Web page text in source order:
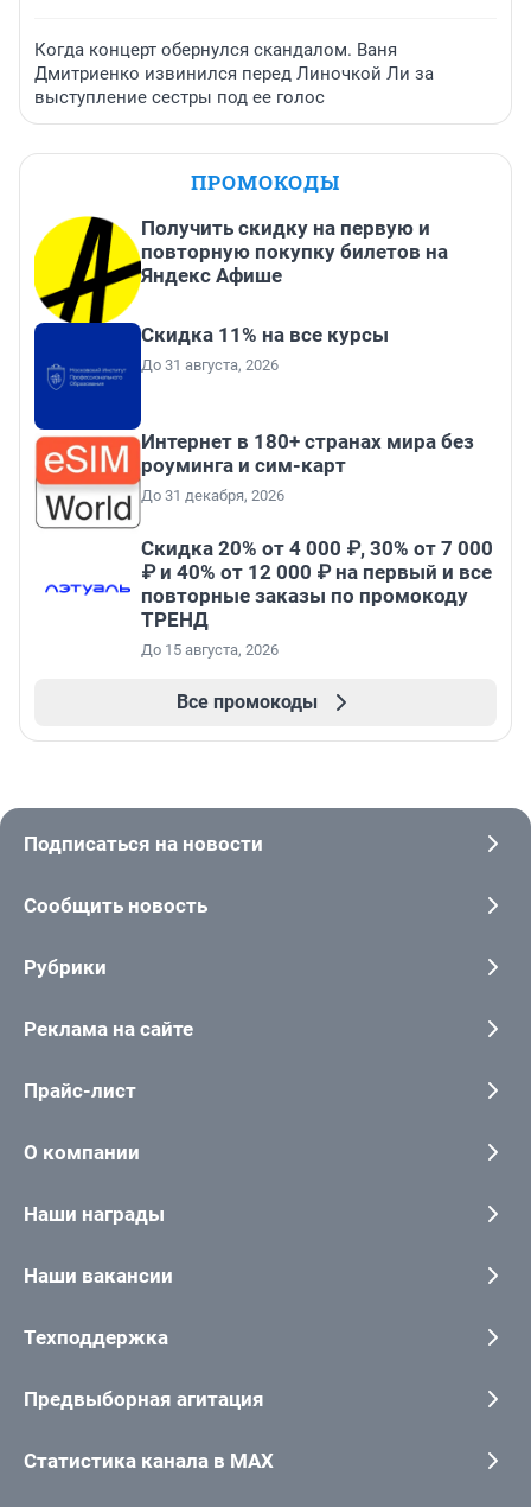
Когда концерт обернулся скандалом. Ваня
Дмитриенко извинился перед Линочкой Ли за
выступление сестры под ее голос
ПРОМОКОДЫ
Получить скидку на первую и
повторную покупку билетов на
Яндекс Афише
Скидка 11% на все курсы
До 31 августа, 2026
Интернет в 180+ странах мира без
роуминга и сим-карт
До 31 декабря, 2026
Скидка 20% от 4 000 ₽, 30% от 7 000
₽ и 40% от 12 000 ₽ на первый и все
повторные заказы по промокоду
ТРЕНД
До 15 августа, 2026
Все промокоды
Подписаться на новости
Сообщить новость
Рубрики
Реклама на сайте
Прайс-лист
О компании
Наши награды
Наши вакансии
Техподдержка
Предвыборная агитация
Статистика канала в MAX